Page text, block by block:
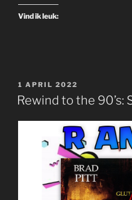
Vind ik leuk:
GEPLAATST
OP
1 APRIL 2022
Rewind to the 90’s: